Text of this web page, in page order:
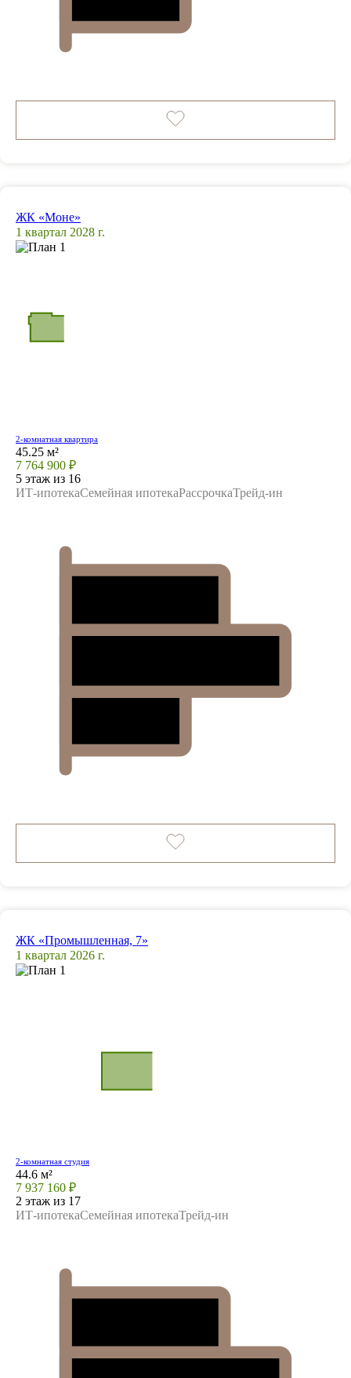
ЖК «Моне»
1 квартал 2028 г.
2-комнатная квартира
45.25 м²
7 764 900 ₽
5 этаж из 16
ИТ-ипотекаСемейная ипотекаРассрочкаТрейд-ин
ЖК «Промышленная, 7»
1 квартал 2026 г.
2-комнатная студия
44.6 м²
7 937 160 ₽
2 этаж из 17
ИТ-ипотекаСемейная ипотекаТрейд-ин